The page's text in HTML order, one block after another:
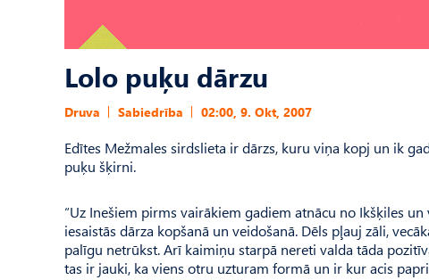
Lolo puķu dārzu
Druva Sabiedrība 02:00, 9. Okt, 2007
Edītes Mežmales sirdslieta ir dārzs, kuru viņa kopj un ik
puķu šķirni.
“Uz Inešiem pirms vairākiem gadiem atnācu no Ikšķiles
iesaistās dārza kopšanā un veidošanā. Dēls pļauj zāli,
palīgu netrūkst. Arī kaimiņu starpā nereti valda tāda
tas ir jauki, ka viens otru uzturam formā un ir kur acis